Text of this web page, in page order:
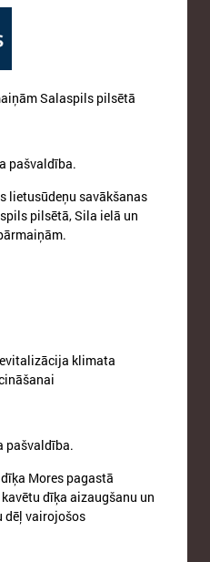
Salaspils pilsētā
pašvaldība.
lietusūdeņu savākšanas
pilsētā, Sila ielā un
klimata
pašvaldība.
Mores pagastā
dīķa aizaugšanu un
dēļ vairojošos